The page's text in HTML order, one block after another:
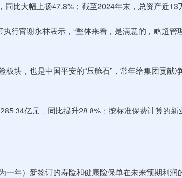
比大幅上扬47.8%；截至2024年末，总资产近13
行官谢永林表示，“整体来看，是满意的，略超管
块，也是中国平安的“压舱石”，常年给集团贡献
亿元，同比提升28.8%；按标准保费计算的新
年）新签订的寿险和健康险保单在未来预期利润